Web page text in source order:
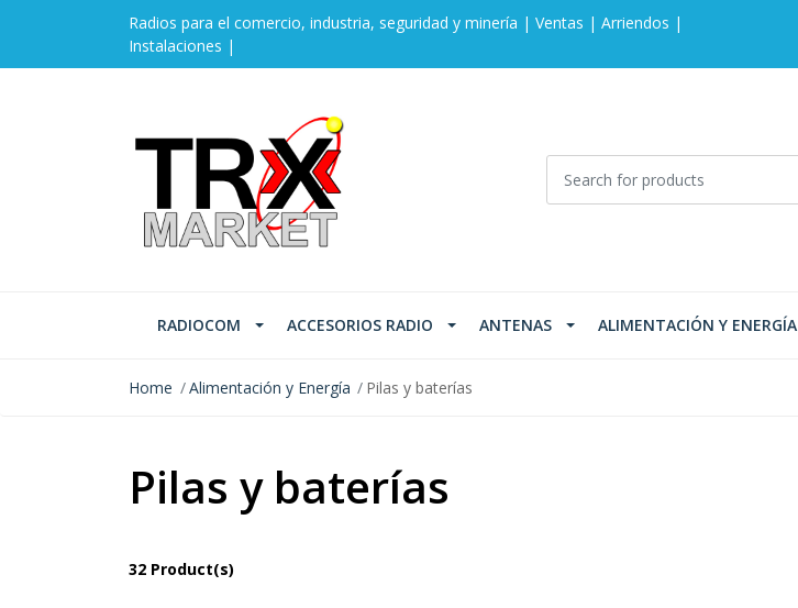
Radios para el comercio, industria, seguridad y minería | Ventas | Arriendos |
Instalaciones |
RADIOCOM ACCESORIOS RADIO ANTENAS ALIMENTACIÓN Y ENERGÍA
Home Alimentación y Energía Pilas y baterías
Pilas y baterías
32 Product(s)